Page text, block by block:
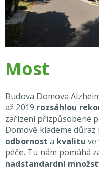
Most
Budova Domova
až 2019 rozsáhlou
zařízení přizpůsobené
Domově klademe důraz
odbornost a kvalitu ve
péče. Tu nám pomáhá
nadstandardní